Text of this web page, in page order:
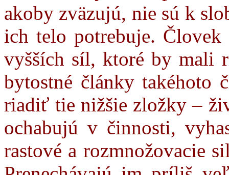
akoby zväzujú, nie sú k
ich telo potrebuje.
vyšších síl, ktoré by mali
bytostné články takéhoto
riadiť tie nižšie zložky –
ochabujú v činnosti,
rastové a rozmnožovacie